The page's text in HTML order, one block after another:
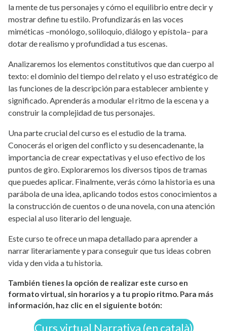
la mente de tus personajes y cómo el equilibrio entre decir y
mostrar define tu estilo. Profundizarás en las voces
miméticas –monólogo, soliloquio, diálogo y epístola– para
dotar de realismo y profundidad a tus escenas.
Analizaremos los elementos constitutivos que dan cuerpo al
texto: el dominio del tiempo del relato y el uso estratégico de
las funciones de la descripción para establecer ambiente y
significado. Aprenderás a modular el ritmo de la escena y a
construir la complejidad de tus personajes.
Una parte crucial del curso es el estudio de la trama.
Conocerás el origen del conflicto y su desencadenante, la
importancia de crear expectativas y el uso efectivo de los
puntos de giro. Exploraremos los diversos tipos de tramas
que puedes aplicar. Finalmente, verás cómo la historia es una
parábola de una idea, aplicando todos estos conocimientos a
la construcción de cuentos o de una novela, con una atención
especial al uso literario del lenguaje.
Este curso te ofrece un mapa detallado para aprender a
narrar literariamente y para conseguir que tus ideas cobren
vida y den vida a tu historia.
También tienes la opción de realizar este curso en
formato virtual, sin horarios y a tu propio ritmo. Para más
información, haz clic en el siguiente botón:
Curs virtual Narrativa (en català)